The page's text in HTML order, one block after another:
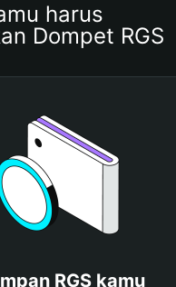
harus
Dompet RGS
RGS kamu